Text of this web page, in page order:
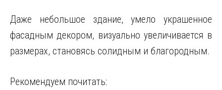
Даже небольшое здание, умело украшенное
фасадным декором, визуально увеличивается в
размерах, становясь солидным и благородным.
Рекомендуем почитать: